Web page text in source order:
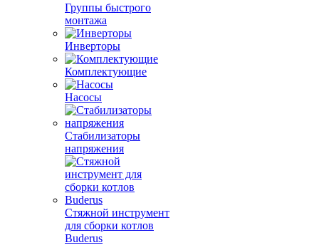
Группы быстрого
монтажа
Инверторы
Комплектующие
Насосы
Стабилизаторы
напряжения
Стяжной инструмент
для сборки котлов
Buderus